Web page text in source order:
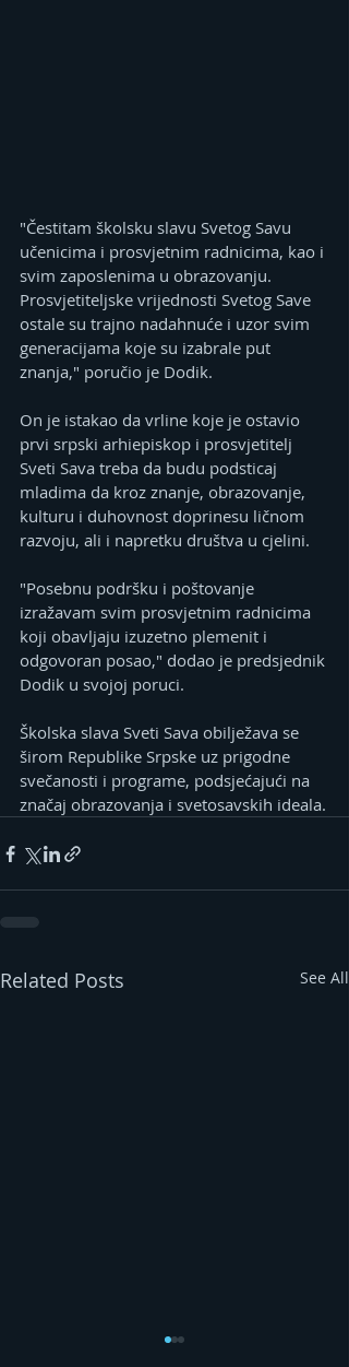
"Čestitam školsku slavu Svetog Savu
učenicima i prosvjetnim radnicima, kao i
svim zaposlenima u obrazovanju.
Prosvjetiteljske vrijednosti Svetog Save
ostale su trajno nadahnuće i uzor svim
generacijama koje su izabrale put
znanja," poručio je Dodik.
On je istakao da vrline koje je ostavio
prvi srpski arhiepiskop i prosvjetitelj
Sveti Sava treba da budu podsticaj
mladima da kroz znanje, obrazovanje,
kulturu i duhovnost doprinesu ličnom
razvoju, ali i napretku društva u cjelini.
"Posebnu podršku i poštovanje
izražavam svim prosvjetnim radnicima
koji obavljaju izuzetno plemenit i
odgovoran posao," dodao je predsjednik
Dodik u svojoj poruci.
Školska slava Sveti Sava obilježava se
širom Republike Srpske uz prigodne
svečanosti i programe, podsjećajući na
značaj obrazovanja i svetosavskih ideala.
Related Posts See All